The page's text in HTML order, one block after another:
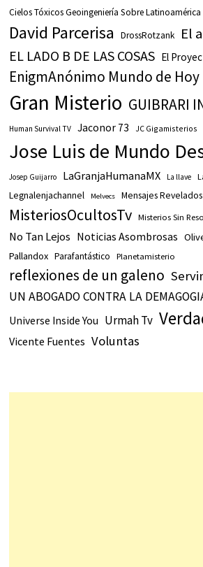
Cielos Tóxicos Geoingeniería Sobre Latinoamérica
David Parcerisa DrossRotzank El
EL LADO B DE LAS COSAS El
EnigmAnónimo Mundo de Hoy
Gran Misterio GUIBRARI
Human Survival TV Jaconor 73 JC Gigamisterios
Jose Luis de Mundo
Josep Guijarro LaGranjaHumanaMX La llave
Legnalenjachannel Melvecs Mensajes Revelados
MisteriosOcultosTv Misterios Sin
No Tan Lejos Noticias Asombrosas
Pallandox Parafantástico Planetamisterio
reflexiones de un galeno
UN ABOGADO CONTRA LA
Universe Inside You Urmah Tv
Vicente Fuentes Voluntas